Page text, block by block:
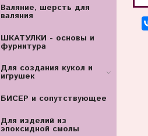
Валяние, шерсть для
валяния
ШКАТУЛКИ - основы и
фурнитура
Для создания кукол и
игрушек
БИСЕР и сопутствующее
Для изделий из
эпоксидной смолы